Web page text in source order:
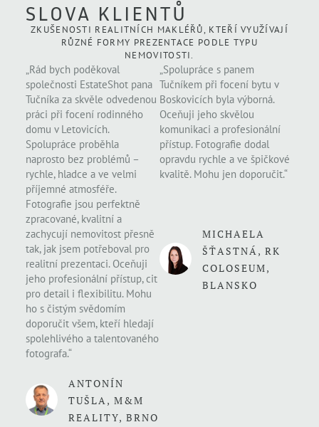
SLOVA KLIENTŮ
ZKUŠENOSTI REALITNÍCH MAKLÉŘŮ, KTEŘÍ VYUŽÍVAJÍ
RŮZNÉ FORMY PREZENTACE PODLE TYPU
NEMOVITOSTI.
„Rád bych poděkoval
společnosti EstateShot pana
Tučníka za skvěle odvedenou
práci při focení rodinného
domu v Letovicích.
Spolupráce proběhla
naprosto bez problémů –
rychle, hladce a ve velmi
příjemné atmosféře.
Fotografie jsou perfektně
zpracované, kvalitní a
zachycují nemovitost přesně
tak, jak jsem potřeboval pro
realitní prezentaci. Oceňuji
jeho profesionální přístup, cit
pro detail i flexibilitu. Mohu
ho s čistým svědomím
doporučit všem, kteří hledají
spolehlivého a talentovaného
fotografa.“
ANTONÍN
TUŠLA, M&M
REALITY, BRNO
„Spolupráce s panem
Tučníkem při focení bytu v
Boskovicích byla výborná.
Oceňuji jeho skvělou
komunikaci a profesionální
přístup. Fotografie dodal
opravdu rychle a ve špičkové
kvalitě. Mohu jen doporučit.“
MICHAELA
ŠŤASTNÁ, RK
COLOSEUM,
BLANSKO